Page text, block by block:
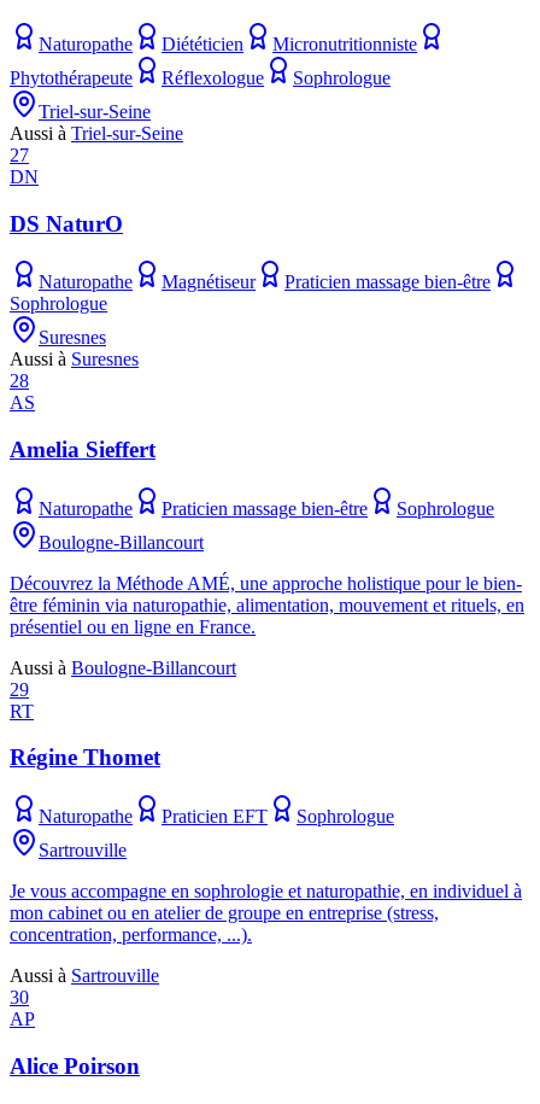
Naturopathe Diététicien
Micronutritionniste
Phytothérapeute
Réflexologue
Sophrologue
Triel-sur-Seine
Aussi à Triel-sur-Seine
27
DN
DS NaturO
Naturopathe Magnétiseur
Praticien massage bien-être
Sophrologue
Suresnes
Aussi à Suresnes
28
AS
Amelia Sieffert
Naturopathe Praticien massage bien-être
Sophrologue
Boulogne-Billancourt
Découvrez la Méthode AMÉ, une approche holistique pour le bien-
être féminin via naturopathie, alimentation, mouvement et rituels, en
présentiel ou en ligne en France.
Aussi à Boulogne-Billancourt
29
RT
Régine Thomet
Naturopathe Praticien EFT
Sophrologue
Sartrouville
Je vous accompagne en sophrologie et naturopathie, en individuel à
mon cabinet ou en atelier de groupe en entreprise (stress,
concentration, performance, ...).
Aussi à Sartrouville
30
AP
Alice Poirson